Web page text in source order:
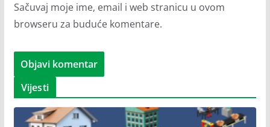
Sačuvaj moje ime, email i web stranicu u ovom
browseru za buduće komentare.
Vijesti